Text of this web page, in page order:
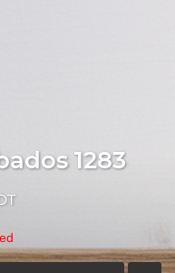
1283